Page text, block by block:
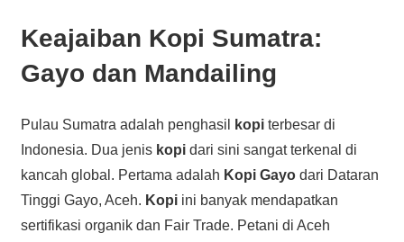
Keajaiban Kopi Sumatra:
Gayo dan Mandailing
Pulau Sumatra adalah penghasil kopiterbesar di
Indonesia. Dua jenis kopidari sini sangat terkenal di
kancah global. Pertama adalah Kopi Gayodari Dataran
Tinggi Gayo, Aceh. Kopiini banyak mendapatkan
sertifikasi organik dan Fair Trade. Petani di Aceh